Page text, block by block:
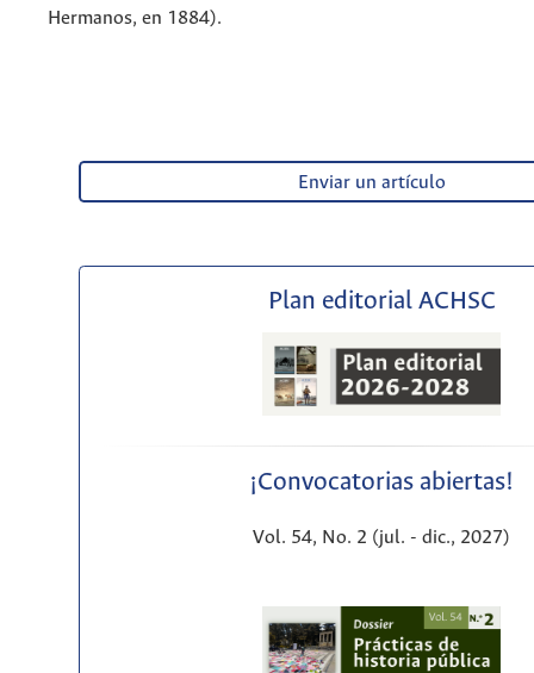
Hermanos, en 1884).
Enviar un artículo
Plan editorial ACHSC
¡Convocatorias abiertas!
Vol. 54, No. 2 (jul. - dic., 2027)